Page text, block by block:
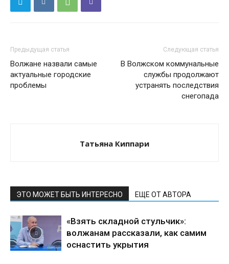
Предыдущая статья
Волжане назвали самые
актуальные городские
проблемы
Следующая статья
В Волжском коммунальные
службы продолжают
устранять последствия
снегопада
Татьяна Киппари
ЭТО МОЖЕТ БЫТЬ ИНТЕРЕСНО ЕЩЕ ОТ АВТОРА
«Взять складной стульчик»:
волжанам рассказали, как самим
оснастить укрытия